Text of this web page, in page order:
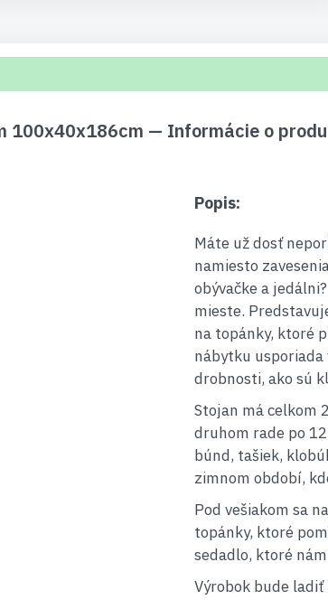
100x40x186cm — Informácie o
Popis:
Máte už dosť
namiesto
obývačke a
mieste.
na topánky, ktoré
nábytku usporiada
drobnosti, ako sú
Stojan má celkom
druhom rade po
búnd, tašiek,
zimnom období,
Pod vešiakom sa
topánky, ktoré
sedadlo, ktoré
Výrobok bude ladiť